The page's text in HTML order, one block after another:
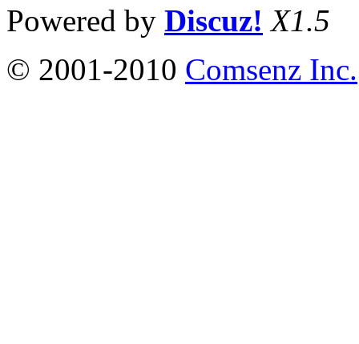
Powered by Discuz! X1.5
© 2001-2010 Comsenz Inc.